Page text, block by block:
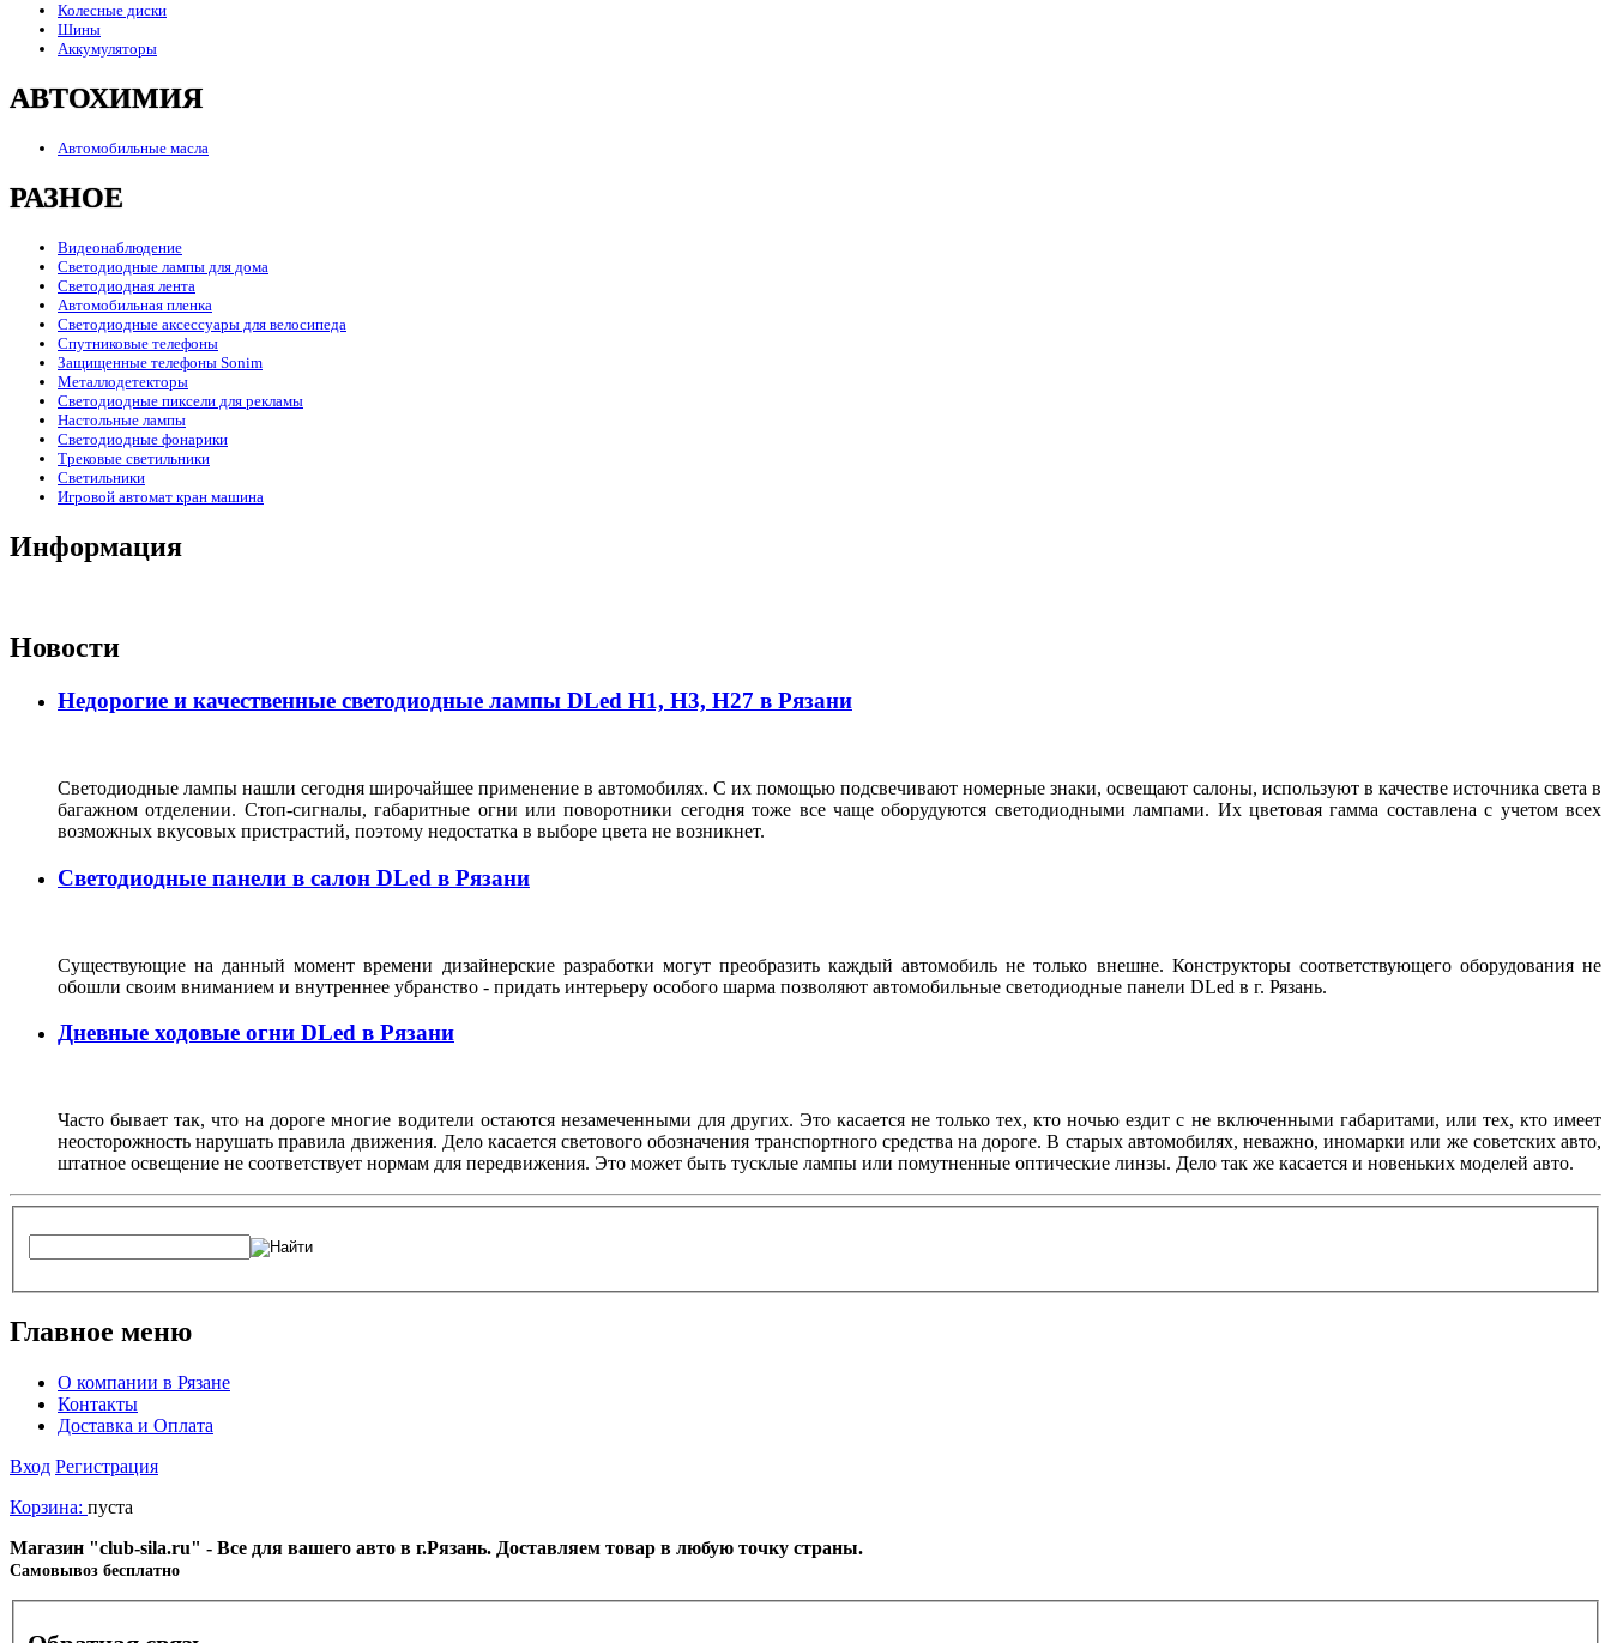
Колесные диски
Шины
Аккумуляторы
АВТОХИМИЯ
Автомобильные масла
РАЗНОЕ
Видеонаблюдение
Светодиодные лампы для дома
Светодиодная лента
Автомобильная пленка
Светодиодные аксессуары для велосипеда
Спутниковые телефоны
Защищенные телефоны Sonim
Металлодетекторы
Светодиодные пиксели для рекламы
Настольные лампы
Светодиодные фонарики
Трековые светильники
Светильники
Игровой автомат кран машина
Информация
Новости
Недорогие и качественные светодиодные лампы DLed Н1, Н3, Н27 в Рязани
Светодиодные лампы нашли сегодня широчайшее применение в автомобилях. С их помощью подсвечивают номерные знаки, освещают салоны, используют в качестве источника света в
багажном отделении. Стоп-сигналы, габаритные огни или поворотники сегодня тоже все чаще оборудуются светодиодными лампами. Их цветовая гамма составлена с учетом всех
возможных вкусовых пристрастий, поэтому недостатка в выборе цвета не возникнет.
Светодиодные панели в салон DLed в Рязани
Существующие на данный момент времени дизайнерские разработки могут преобразить каждый автомобиль не только внешне. Конструкторы соответствующего оборудования не
обошли своим вниманием и внутреннее убранство - придать интерьеру особого шарма позволяют автомобильные светодиодные панели DLed в г. Рязань.
Дневные ходовые огни DLed в Рязани
Часто бывает так, что на дороге многие водители остаются незамеченными для других. Это касается не только тех, кто ночью ездит с не включенными габаритами, или тех, кто имеет
неосторожность нарушать правила движения. Дело касается светового обозначения транспортного средства на дороге. В старых автомобилях, неважно, иномарки или же советских авто,
штатное освещение не соответствует нормам для передвижения. Это может быть тусклые лампы или помутненные оптические линзы. Дело так же касается и новеньких моделей авто.
Главное меню
О компании в Рязане
Контакты
Доставка и Оплата
Вход Регистрация
Корзина: пуста
Магазин "club-sila.ru" - Все для вашего авто в г.Рязань. Доставляем товар в любую точку страны.
Cамовывоз бесплатно